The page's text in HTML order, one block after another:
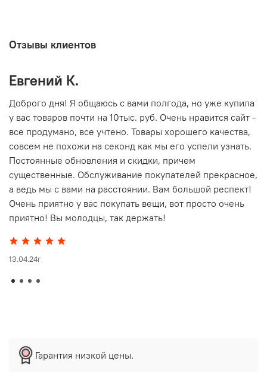
Отзывы клиентов
Евгений К.
Доброго дня! Я общаюсь с вами полгода, но уже купила
у вас товаров почти на 10тыс. руб. Очень нравится сайт -
все продумано, все учтено. Товары хорошего качества,
совсем не похожи на секонд как мы его успели узнать.
Постоянные обновления и скидки, причем
существенные. Обслуживание покупателей прекрасное,
а ведь мы с вами на расстоянии. Вам большой респект!
Очень приятно у вас покупать вещи, вот просто очень
приятно! Вы молодцы, так держать!
13.04.24г
Гарантия низкой цены.